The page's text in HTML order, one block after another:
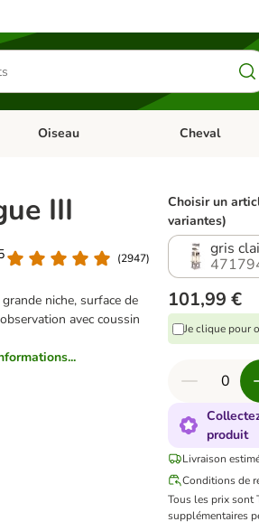
Rongeur & Co
Dérouler les catégories: Poisson
Oiseau Dérouler les
Cheval
III
(2947)
niche, surface de
avec coussin
Choisir un
variantes)
gris
101,99 €
Je clique pour
produit
Livraison
Conditions de
Tous les prix sont
supplémentaires